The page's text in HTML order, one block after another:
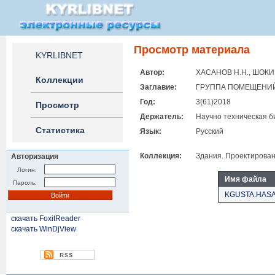
KYRLIBNET
Коллекции
Просмотр
Статистика
Авторизация
Логин:
Пароль:
скачать FoxitReader
скачать WinDjView
Просмотр материала
Автор:
ХАСАНОВ Н.Н.,
Заглавие:
ГРУППА
Год:
3(61)2018
Держатель:
Научно техническая
Язык:
Русский
Коллекция: Здания.
Имя файла